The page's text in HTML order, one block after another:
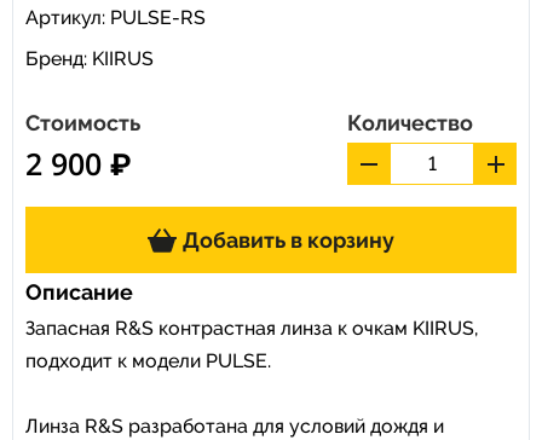
Артикул: PULSE-RS
Бренд: KIIRUS
Стоимость
2 900 ₽
Количество
Добавить в корзину
Описание
Запасная R&S контрастная линза к очкам KIIRUS,
подходит к модели PULSE.
Линза R&S разработана для условий дождя и